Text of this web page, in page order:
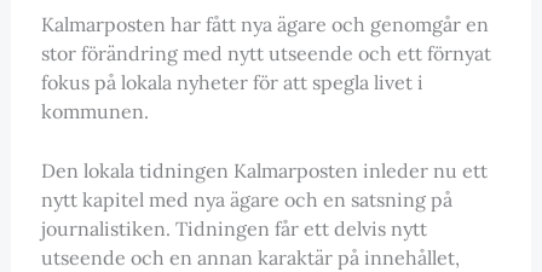
Kalmarposten har fått nya ägare och genomgår en
stor förändring med nytt utseende och ett förnyat
fokus på lokala nyheter för att spegla livet i
kommunen.
Den lokala tidningen Kalmarposten inleder nu ett
nytt kapitel med nya ägare och en satsning på
journalistiken. Tidningen får ett delvis nytt
utseende och en annan karaktär på innehållet,